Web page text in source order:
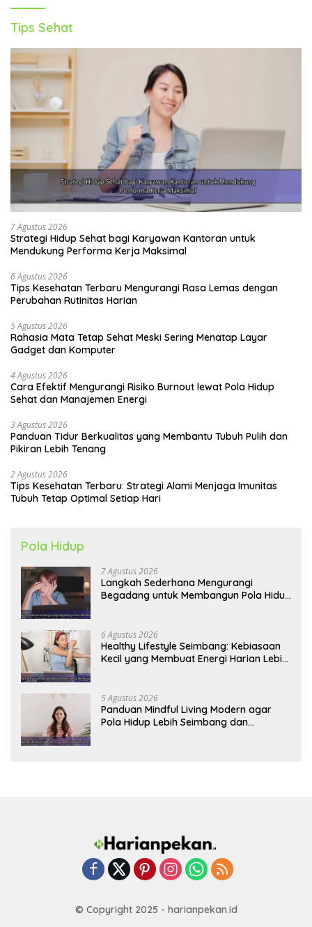
Tips Sehat
7 Agustus 2026
Strategi Hidup Sehat bagi Karyawan Kantoran untuk
Mendukung Performa Kerja Maksimal
6 Agustus 2026
Tips Kesehatan Terbaru Mengurangi Rasa Lemas dengan
Perubahan Rutinitas Harian
5 Agustus 2026
Rahasia Mata Tetap Sehat Meski Sering Menatap Layar
Gadget dan Komputer
4 Agustus 2026
Cara Efektif Mengurangi Risiko Burnout lewat Pola Hidup
Sehat dan Manajemen Energi
3 Agustus 2026
Panduan Tidur Berkualitas yang Membantu Tubuh Pulih dan
Pikiran Lebih Tenang
2 Agustus 2026
Tips Kesehatan Terbaru: Strategi Alami Menjaga Imunitas
Tubuh Tetap Optimal Setiap Hari
Pola Hidup
7 Agustus 2026
Langkah Sederhana Mengurangi
Begadang untuk Membangun Pola Hidup
6 Agustus 2026
Healthy Lifestyle Seimbang: Kebiasaan
Kecil yang Membuat Energi Harian Lebih
5 Agustus 2026
Panduan Mindful Living Modern agar
Pola Hidup Lebih Seimbang dan
© Copyright 2025 - harianpekan.id